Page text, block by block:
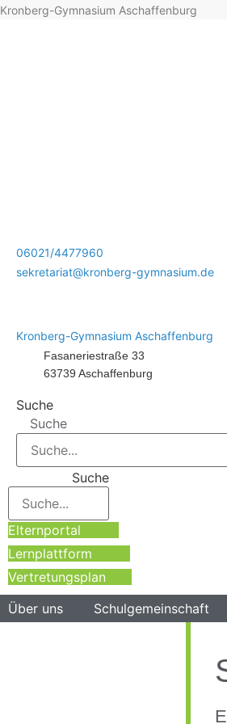
Kronberg-Gymnasium Aschaffenburg
06021/4477960
sekretariat@kronberg-gymnasium.de
Kronberg-Gymnasium Aschaffenburg
Fasaneriestraße 33
63739 Aschaffenburg
Suche
Suche
Suche
Elternportal
Lernplattform
Vertretungsplan
Über uns
Schulgemeinschaft